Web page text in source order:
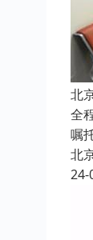
北
全
嘱
北
24-